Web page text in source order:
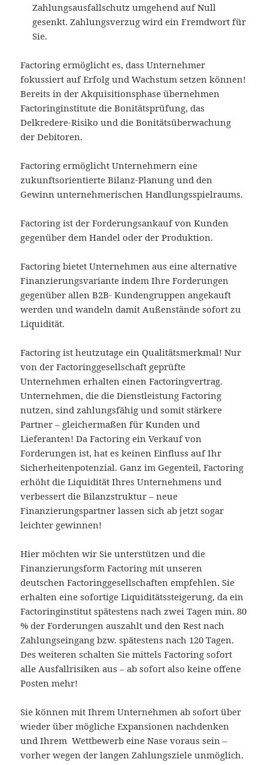
Zahlungsausfallschutz umgehend auf Null
gesenkt. Zahlungsverzug wird ein Fremdwort für
Sie.
Factoring ermöglicht es, dass Unternehmer
fokussiert auf Erfolg und Wachstum setzen können!
Bereits in der Akquisitionsphase übernehmen
Factoringinstitute die Bonitätsprüfung, das
Delkredere-Risiko und die Bonitätsüberwachung
der Debitoren.
Factoring ermöglicht Unternehmern eine
zukunftsorientierte Bilanz-Planung und den
Gewinn unternehmerischen Handlungsspielraums.
Factoring ist der Forderungsankauf von Kunden
gegenüber dem Handel oder der Produktion.
Factoring bietet Unternehmen aus eine alternative
Finanzierungsvariante indem Ihre Forderungen
gegenüber allen B2B- Kundengruppen angekauft
werden und wandeln damit Außenstände sofort zu
Liquidität.
Factoring ist heutzutage ein Qualitätsmerkmal! Nur
von der Factoringgesellschaft geprüfte
Unternehmen erhalten einen Factoringvertrag.
Unternehmen, die die Dienstleistung Factoring
nutzen, sind zahlungsfähig und somit stärkere
Partner – gleichermaßen für Kunden und
Lieferanten! Da Factoring ein Verkauf von
Forderungen ist, hat es keinen Einfluss auf Ihr
Sicherheitenpotenzial. Ganz im Gegenteil, Factoring
erhöht die Liquidität Ihres Unternehmens und
verbessert die Bilanzstruktur – neue
Finanzierungspartner lassen sich ab jetzt sogar
leichter gewinnen!
Hier möchten wir Sie unterstützen und die
Finanzierungsform Factoring mit unseren
deutschen Factoringgesellschaften empfehlen. Sie
erhalten eine sofortige Liquiditätssteigerung, da ein
Factoringinstitut spätestens nach zwei Tagen min. 80
% der Forderungen auszahlt und den Rest nach
Zahlungseingang bzw. spätestens nach 120 Tagen.
Des weiteren schalten Sie mittels Factoring sofort
alle Ausfallrisiken aus – ab sofort also keine offene
Posten mehr!
Sie können mit Ihrem Unternehmen ab sofort über
wieder über mögliche Expansionen nachdenken
und Ihrem Wettbewerb eine Nase voraus sein –
vorher wegen der langen Zahlungsziele unmöglich.